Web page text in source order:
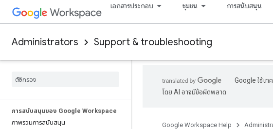
เอกสารประกอบ ชุมชน การสนับสนุน
Administrators Support & troubleshooting
การสนับสนุนของ Google Workspace
ภาพรวมการสนับสนุน
Google ใช้เ
โดย AI อาจมีข้อผิดพลาด
Google Workspace Help